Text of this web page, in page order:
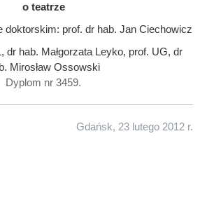
o teatrze
doktorskim: prof. dr hab. Jan Ciechowicz
dr hab. Małgorzata Leyko, prof. UG, dr
Mirosław Ossowski
Dyplom nr 3459.
Gdańsk, 23 lutego 2012 r.